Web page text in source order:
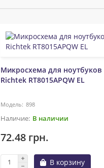
Микросхема для ноутбуков
Richtek RT8015APQW EL
898
В наличии
72.48 грн.
В корзину